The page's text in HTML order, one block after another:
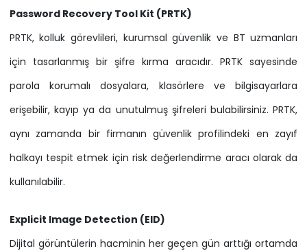
Password Recovery Tool Kit (PRTK)
PRTK, kolluk görevlileri, kurumsal güvenlik ve BT uzmanları
için tasarlanmış bir şifre kırma aracıdır. PRTK sayesinde
parola korumalı dosyalara, klasörlere ve bilgisayarlara
erişebilir, kayıp ya da unutulmuş şifreleri bulabilirsiniz. PRTK,
aynı zamanda bir firmanın güvenlik profilindeki en zayıf
halkayı tespit etmek için risk değerlendirme aracı olarak da
kullanılabilir.
Explicit Image Detection (EID)
Dijital görüntülerin hacminin her geçen gün arttığı ortamda